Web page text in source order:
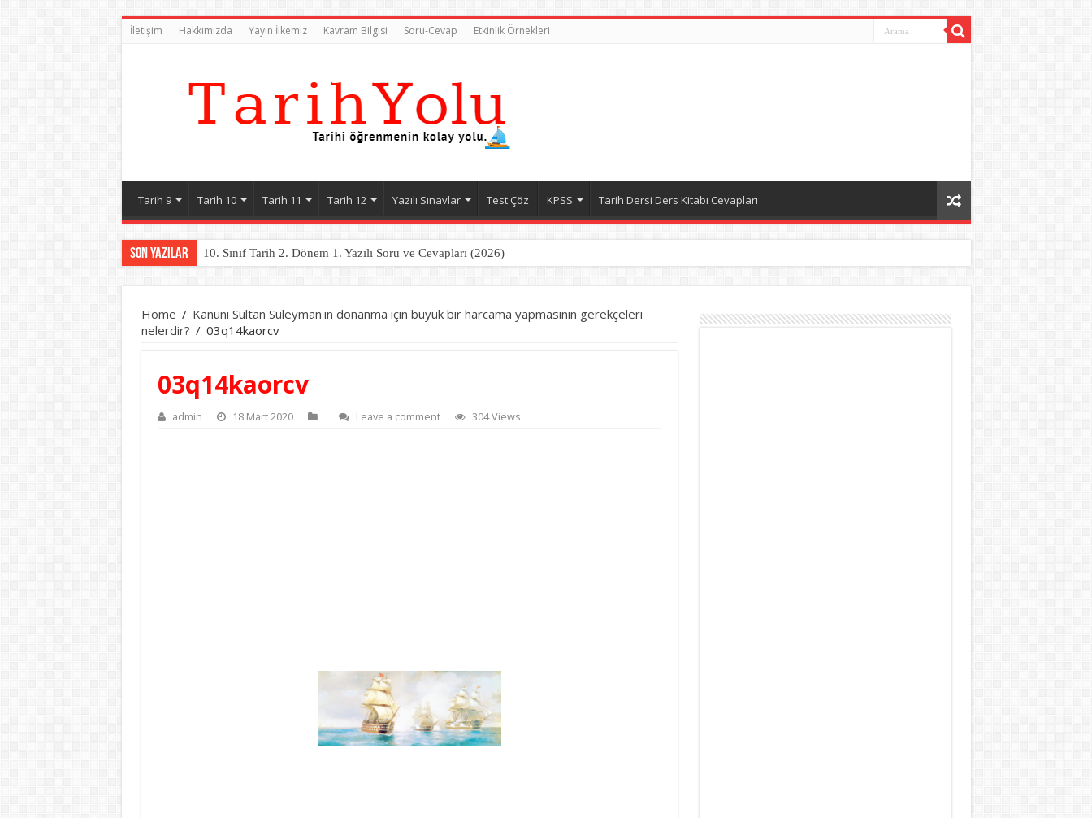
İletişim Hakkımızda Yayın İlkemiz Kavram Bilgisi Soru-Cevap Etkinlik Örnekleri
Tarih 9 Tarih 10 Tarih 11 Tarih 12 Yazılı Sınavlar Test Çöz KPSS Tarih Dersi Ders Kitabı Cevapları
Son Yazılar 10. Sınıf Tarih 2. Dönem 1. Yazılı Soru ve Cevapları (2026)
Home / Kanuni Sultan Süleyman'ın donanma için büyük bir harcama yapmasının gerekçeleri
nelerdir? / 03q14kaorcv
03q14kaorcv
admin 18 Mart 2020 Leave a comment 304 Views